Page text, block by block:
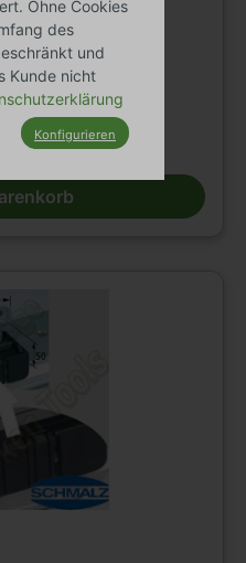
für VCBL-S1
Ohne Cookies
des
und
Kunde nicht
Konfigurieren